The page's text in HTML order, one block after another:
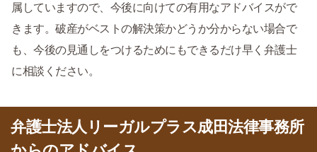
属していますので、今後に向けての有用なアドバイスがで
きます。破産がベストの解決策かどうか分からない場合で
も、今後の見通しをつけるためにもできるだけ早く弁護士
に相談ください。
弁護士法人リーガルプラス成田法律事務所